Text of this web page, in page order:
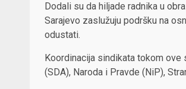
Dodali su da hiljade radnika u
Sarajevo zaslužuju podršku na
odustati.
Koordinacija sindikata tokom
(SDA), Naroda i Pravde (NiP),